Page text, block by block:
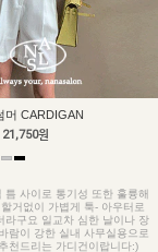
머 CARDIGAN
21,750원
틈 사이로 통기성 또한 훌륭해
거없이 가볍게 툭- 아우터로
라구요 일교차 심한 날이나 장
람이 강한 실내 사무실용으로
천드리는 가디건이랍니다:)